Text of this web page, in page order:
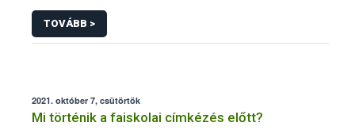
TOVÁBB >
2021. október 7, csütörtök
Mi történik a faiskolai címkézés előtt?